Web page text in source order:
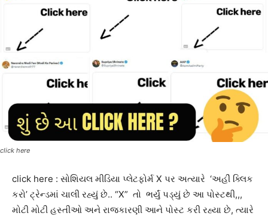
click here
click here : સોશિયલ મીડિયા પ્લેટફોર્મ X પર અત્યારે ‘અહીં ક્લિક
કરો’ ટ્રેન્ડમાં ચાલી રહ્યું છે.. “X” તો ભર્યું પડ્યું છે આ પોસ્ટથી,,,
મોટી મોટી હસ્તીઓ અને રાજકારણી આને પોસ્ટ કરી રહ્યા છે, ત્યારે